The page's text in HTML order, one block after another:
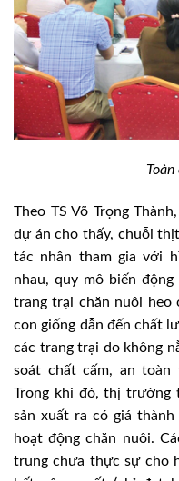
Theo TS Võ Trọng
dự án cho thấy, chuỗi
tác nhân tham gia với
nhau, quy mô biến động
trang trại chăn nuôi
con giống dẫn đến chất
các trang trại do không
soát chất cấm, an toàn
Trong khi đó, thị trường
sản xuất ra có giá
hoạt động chăn nuôi.
trung chưa thực sự cho